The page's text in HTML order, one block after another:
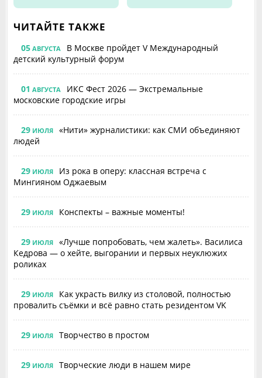
ЧИТАЙТЕ ТАКЖЕ
05 АВГУСТА
В Москве пройдет V Международный
детский культурный форум
01 АВГУСТА
ИКС Фест 2026 — Экстремальные
московские городские игры
29 ИЮЛЯ
«Нити» журналистики: как СМИ объединяют
людей
29 ИЮЛЯ
Из рока в оперу: классная встреча с
Мингияном Оджаевым
29 ИЮЛЯ Конспекты – важные моменты!
29 ИЮЛЯ
«Лучше попробовать, чем жалеть». Василиса
Кедрова — о хейте, выгорании и первых неуклюжих
роликах
29 ИЮЛЯ
Как украсть вилку из столовой, полностью
провалить съёмки и всё равно стать резидентом VK
29 ИЮЛЯ Творчество в простом
29 ИЮЛЯ Творческие люди в нашем мире